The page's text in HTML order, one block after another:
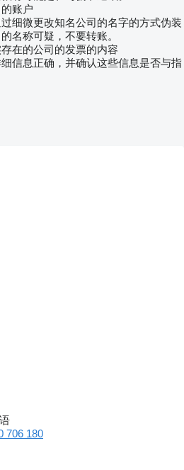
账户
细微更改知名公司的名字的方式伪装
名称可疑，不要转账。
在的公司的发票的内容
信息正确，并确认这些信息是否与指
706 180